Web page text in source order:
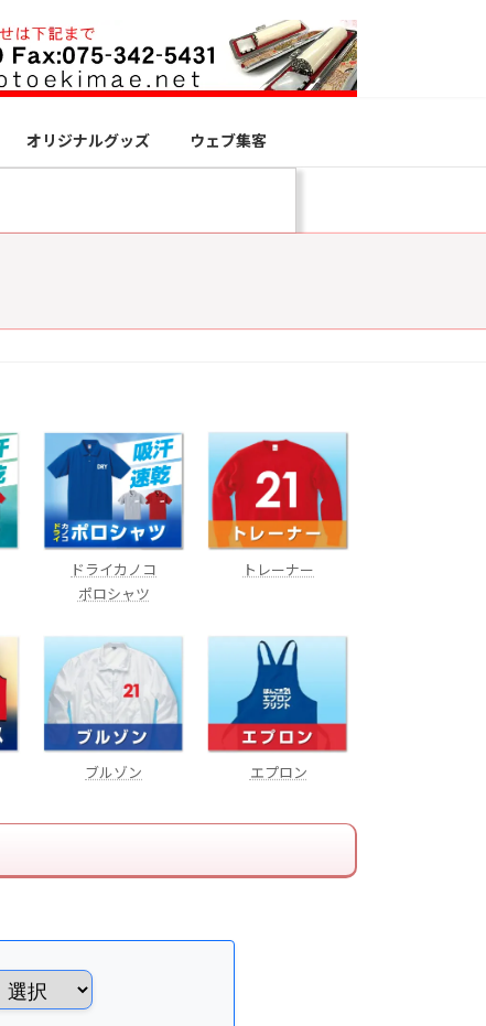
オリジナルグッズ ウェブ集客
ドライカノコ
ポロシャツ
トレーナー
ブルゾン エプロン